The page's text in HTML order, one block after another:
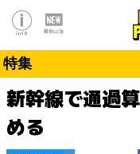
特集
新幹線で通過
める